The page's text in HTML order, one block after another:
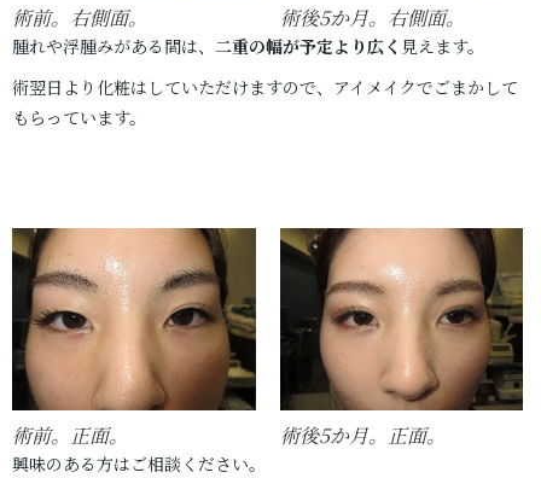
術前。右側面。 術後5か月。右側面。
腫れや浮腫みがある間は、 二重の幅が予定より広く 見えます。
術翌日より化粧はしていただけますので、アイメイクでごまかして
もらっています。
術前。正面。 術後5か月。正面。
興味のある方はご相談ください。